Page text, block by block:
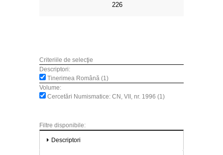
226
Criteriile de selecţie
Descriptori:
Tinerimea Română (1)
Volume:
Cercetări Numismatice: CN, VII, nr. 1996 (1)
Filtre disponibile:
Descriptori